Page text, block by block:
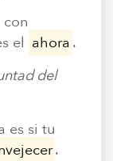
el ahora .
del
es si tu
.